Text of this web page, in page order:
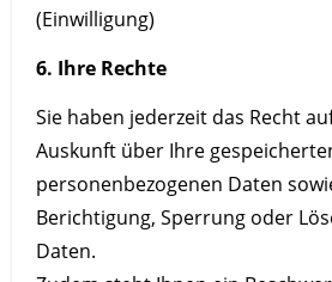
(Einwilligung)
6. Ihre Rechte
Sie haben jederzeit das Recht
Auskunft über Ihre
personenbezogenen Daten
Berichtigung, Sperrung oder
Daten.